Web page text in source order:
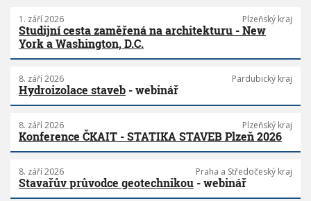
1. září 2026 Plzeňský kraj
Studijní cesta zaměřená na architekturu - New
York a Washington, D.C.
8. září 2026 Pardubický kraj
Hydroizolace staveb - webinář
8. září 2026 Plzeňský kraj
Konference ČKAIT - STATIKA STAVEB Plzeň 2026
8. září 2026 Praha a Středočeský kraj
Stavařův průvodce geotechnikou - webinář